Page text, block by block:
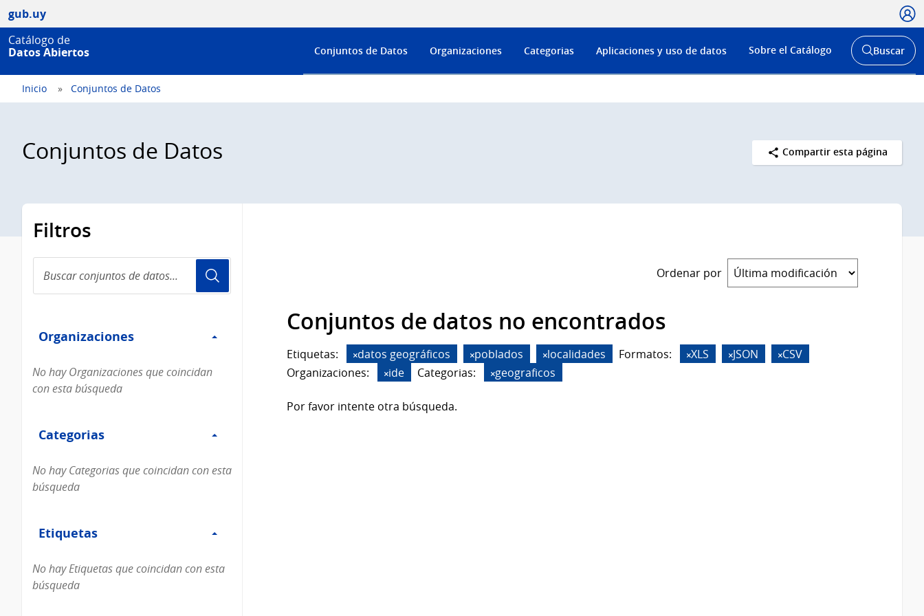
gub.uy
Catálogo de
Datos Abiertos
Menú
de
Conjuntos de Datos Organizaciones Categorias Aplicaciones y uso de datos Sobre el Catálogo
Abrir
buscador
Buscar
Inicio Conjuntos de Datos
Conjuntos de Datos Compartir esta página
Filtros
conjuntos
de
Organizaciones
Organizaciones
No hay Organizaciones que coincidan
con esta búsqueda
Categorias
Categorias
No hay Categorias que coincidan con esta
búsqueda
Etiquetas
Etiquetas
No hay Etiquetas que coincidan con esta
búsqueda
Ordenar por
Conjuntos de datos no encontrados
Etiquetas: datos geográficos poblados localidades Formatos: XLS JSON
CSV
Organizaciones:
ide Categorias: geograficos
Por favor intente otra búsqueda.